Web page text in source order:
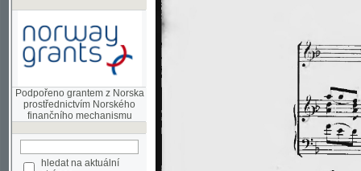
Podpořeno grantem z Norska
prostřednictvím Norského
hledat na aktuální
stránce
Pokročilé vyhledávání